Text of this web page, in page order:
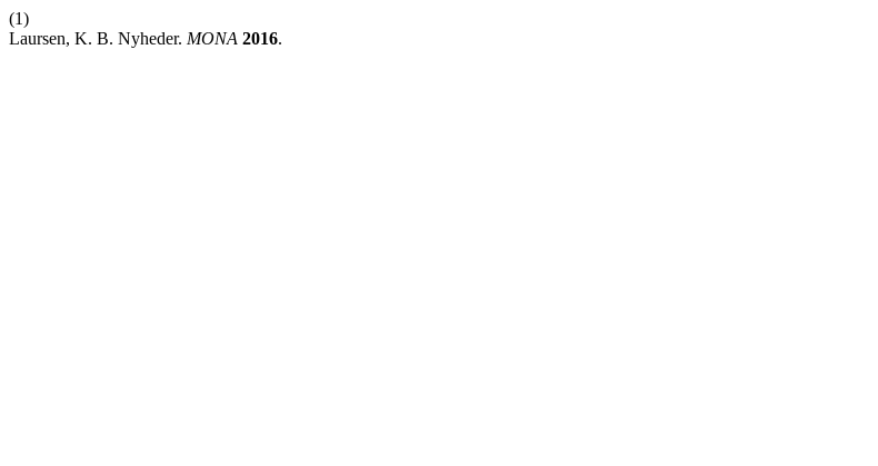
(1)
Laursen, K. B. Nyheder. MONA 2016.